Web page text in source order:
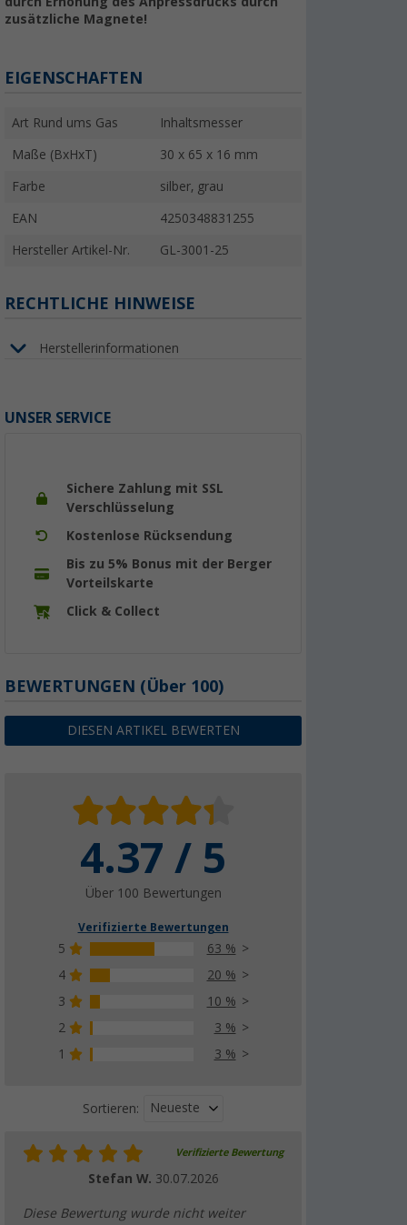
zusätzliche Magnete!
EIGENSCHAFTEN
Art Rund ums Gas Inhaltsmesser
Maße (BxHxT) 30 x 65 x 16 mm
Farbe silber, grau
EAN 4250348831255
Hersteller Artikel-Nr. GL-3001-25
RECHTLICHE HINWEISE
Herstellerinformationen
UNSER SERVICE
Sichere Zahlung mit SSL
Verschlüsselung
Kostenlose Rücksendung
Bis zu 5% Bonus mit der Berger
Vorteilskarte
Click & Collect
BEWERTUNGEN (Über 100)
DIESEN ARTIKEL BEWERTEN
4.37 / 5
Über 100 Bewertungen
Verifizierte Bewertungen
5
63 %
4
20 %
3
10 %
2
3 %
1
3 %
Sortieren: Neueste
Verifizierte Bewertung
Stefan W. 30.07.2026
Diese Bewertung wurde nicht weiter